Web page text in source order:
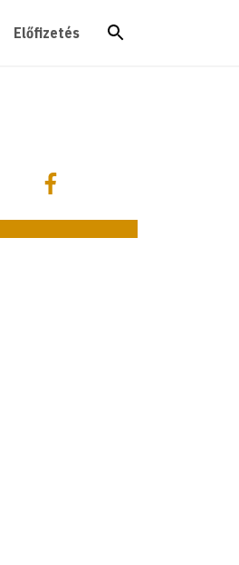
Előfizetés
Megosztás
Megosztás Facebookon